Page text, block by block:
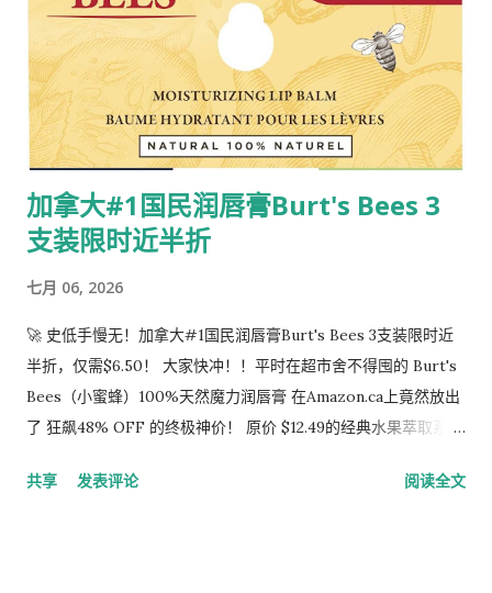
模式，让你独自一人也能练就精湛球技。 极简收纳，省空间： 带
有3英寸带锁滚轮，推起来毫不费力。折叠后双重锁扣安全保障，
完美嵌套，超级省地方，车库角落就能轻松塞下。 🛒 抢购直达通
道 限时特惠不等人，页面显示优惠即将结束！点击下方链接，立
刻锁定全网史低价： 👉 立即前往 Amazon Canada 抢购 STIGA
XTR 户外乒乓球台 （注：本价格为亚马逊 Prime 会员独享，数
量有限，售完即恢复原价，抓紧手速！）
加拿大#1国民润唇膏Burt's Bees 3
支装限时近半折
七月 06, 2026
🚀 史低手慢无！加拿大#1国民润唇膏Burt's Bees 3支装限时近
半折，仅需$6.50！ 大家快冲！！平时在超市舍不得囤的 Burt's
Bees（小蜜蜂）100%天然魔力润唇膏 在Amazon.ca上竟然放出
了 狂飙48% OFF 的终极神价！ 原价 $12.49的经典水果萃取系列
6.50！ 算下来一支只要两块钱出头，简直便宜到离谱！ ✨ 为什
共享 发表评论 阅读全文